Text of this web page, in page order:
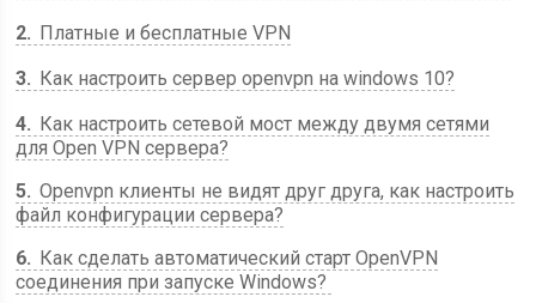
2
Платные и бесплатные VPN
3
Как настроить сервер openvpn на windows 10?
4
Как настроить сетевой мост между двумя сетями
для Open VPN сервера?
5 Openvpn клиенты не видят друг друга, как настроить
файл конфигурации сервера?
6
Как сделать автоматический старт OpenVPN
соединения при запуске Windows?